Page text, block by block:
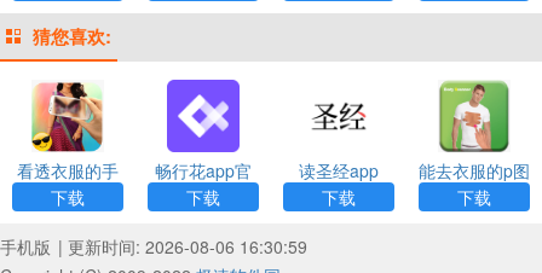
猜您喜欢:
看透衣服的手
机相机app下
载
下载
畅行花app官
方最新版
下载
读圣经app
下载
能去衣服的p图
app下载
下载
手机版 | 更新时间: 2026-08-06 16:30:59